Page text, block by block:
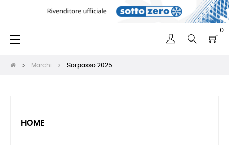
0
navigazione
☰
Marchi Sorpasso 2025
HOME